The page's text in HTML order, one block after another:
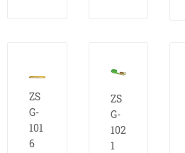
ZS
G-
101
6
ZS
G-
102
1